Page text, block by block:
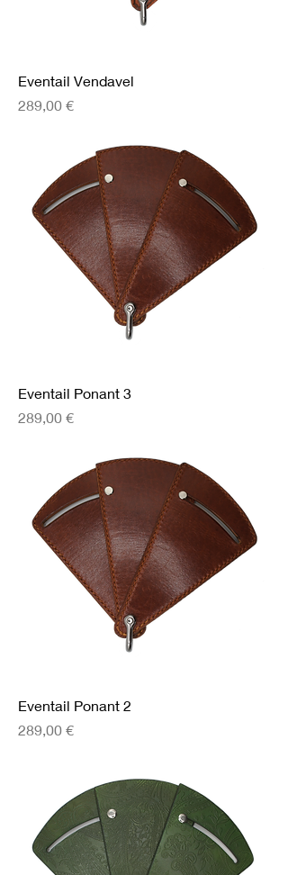
Eventail Vendavel
Prix
289,00 €
Eventail Ponant 3
Prix
289,00 €
Eventail Ponant 2
Prix
289,00 €